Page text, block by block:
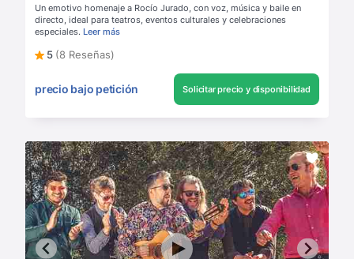
Un emotivo homenaje a Rocío Jurado, con voz, música y baile en
directo, ideal para teatros, eventos culturales y celebraciones
especiales. Leer más
5 (8 Reseñas)
precio bajo petición Solicitar precio y disponibilidad